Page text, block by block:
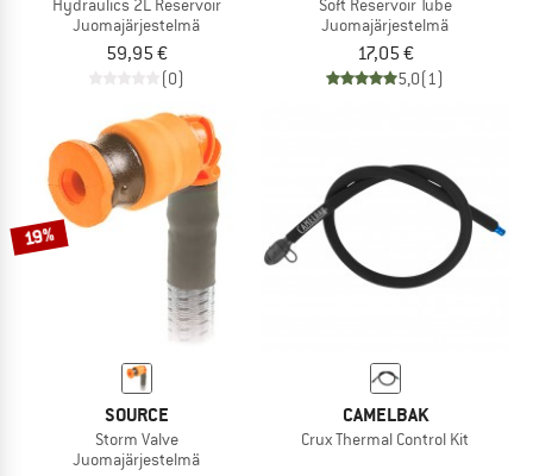
Juomajärjestelmä
59,95 €
(0)
Juomajärjestelmä
17,05 €
5,0(1)
19%
SOURCE
Storm Valve
Juomajärjestelmä
CAMELBAK
Crux Thermal Control Kit